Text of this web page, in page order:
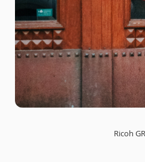
Ricoh